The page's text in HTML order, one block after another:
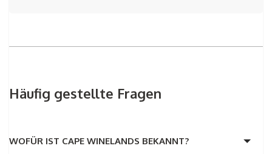
Häufig gestellte Fragen
WOFÜR IST CAPE WINELANDS BEKANNT?